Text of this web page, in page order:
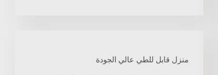
منزل قابل للطي عالي الجودة